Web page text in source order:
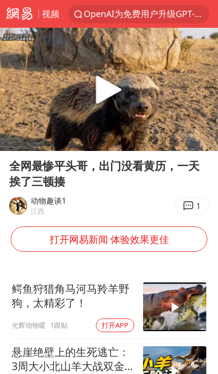
视频
OpenAI为免费用户升级GPT-5.6 Luna
台风白海豚最新路径研判来了
毛宁转发梯田音乐会视频海外网友赞叹
我国编制完成新版全月地质图
“China Cool”成海外热词
美股三大指数集体收跌 西数跌超13%
巡查组提问 工作人员偷用手机查答案
看守所辅警收受10万获刑1年
国家气候中心：8月将有4轮高温过程，部分地区可达40℃～45℃
泰国一女公务员妆容引争议 本人回应
吉林一“温度计大楼”读数爆表
奋进开新局 实干挑大梁
Play
00:00 02:06
全网最惨平头哥，出门没看黄历，一天
挨了三顿揍
动物趣谈1
江西 1
打开网易新闻 体验效果更佳
鳄鱼狩猎角马河马羚羊野
狗，太精彩了！
光辉动物暖 1跟贴 打开APP
悬崖绝壁上的生死逃亡：
3周大小北山羊大战双金